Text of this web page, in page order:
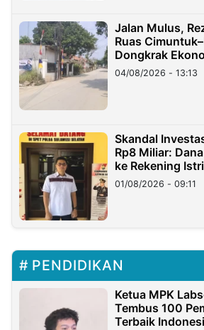
Jalan Mulus,
Ruas
Dongkrak
04/08/2026 - 13:13
Skandal
Rp8 Miliar:
ke Rekening
Timur
01/08/2026 - 09:11
PENDIDIKAN
Ketua MPK
Tembus 100
Terbaik